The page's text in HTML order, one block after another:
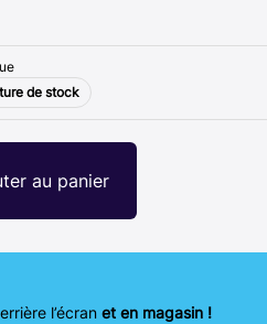
au panier
de stock
l’écran et en magasin !